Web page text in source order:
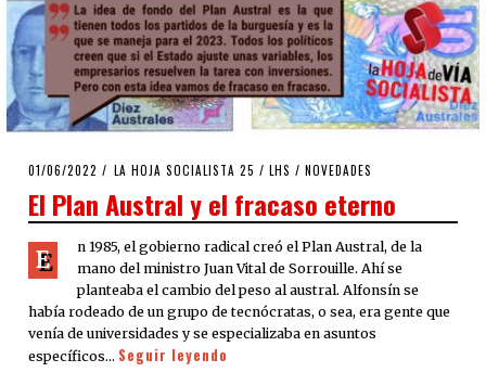
POSTED
01/06/2022 02/06/2022
LA HOJA SOCIALISTA 25 / LHS / NOVEDADES
El Plan Austral y el fracaso eterno
E
n 1985, el gobierno radical creó el Plan Austral, de la
mano del ministro Juan Vital de Sorrouille. Ahí se
planteaba el cambio del peso al austral. Alfonsín se
había rodeado de un grupo de tecnócratas, o sea, era gente que
venía de universidades y se especializaba en asuntos
específicos… Seguir leyendo